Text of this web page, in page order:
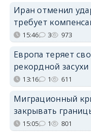
Иран отменил
требует
15:46 3 973
Европа теряет
рекордной засухи
13:16 1 611
Миграционный
закрывать
15:05 1 801